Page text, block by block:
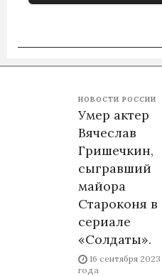
НОВОСТИ РОССИИ
Умер актер
Вячеслав
Гришечкин,
сыгравший
майора
Староконя в
сериале
«Солдаты».
16 сентября 2023
года